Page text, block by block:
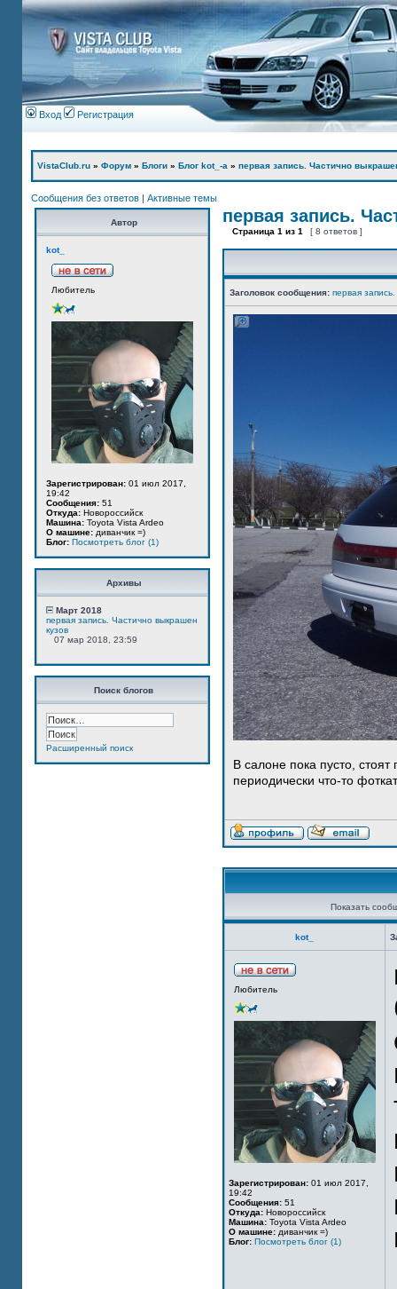
Вход Регистрация
VistaClub.ru » Форум » Блоги » Блог kot_-а » первая запись. Частично
Сообщения без ответов | Активные темы
Автор
kot_
Любитель
Зарегистрирован: 01 июл 2017,
19:42
Сообщения: 51
Откуда: Новороссийск
Машина: Toyota Vista Ardeo
О машине: диванчик =)
Блог: Посмотреть блог (1)
Архивы
Март 2018
первая запись. Частично выкрашен
кузов
07 мар 2018, 23:59
Поиск блогов
Расширенный поиск
первая запись.
Страница 1 из 1 [ 8 ответов ]
Заголовок сообщения: первая
В салоне пока пусто,
периодически что-то
Показать
kot_
Любитель
Зарегистрирован: 01 июл 2017,
19:42
Сообщения: 51
Откуда: Новороссийск
Машина: Toyota Vista Ardeo
О машине: диванчик =)
Блог: Посмотреть блог (1)